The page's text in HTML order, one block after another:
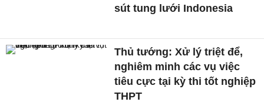
sút tung lưới Indonesia
Thủ tướng: Xử lý triệt để,
nghiêm minh các vụ việc
tiêu cực tại kỳ thi tốt nghiệp
THPT